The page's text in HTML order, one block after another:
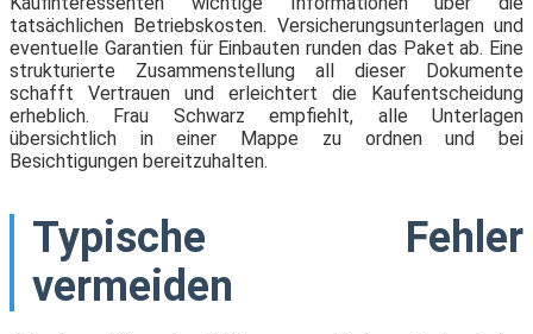
tatsächlichen Betriebskosten. Versicherungsunterlagen und
eventuelle Garantien für Einbauten runden das Paket ab. Eine
strukturierte Zusammenstellung all dieser Dokumente
schafft Vertrauen und erleichtert die Kaufentscheidung
erheblich. Frau Schwarz empfiehlt, alle Unterlagen
übersichtlich in einer Mappe zu ordnen und bei
Besichtigungen bereitzuhalten.
Typische Fehler
vermeiden